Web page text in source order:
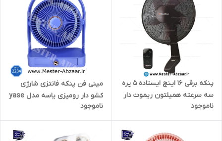
پنکه برقی 16 اینچ ایستاده 5 پره
سه سرعته همیلتون ریموت دار
مدل HAMILTON FH-1642
ناموجود
مینی فن پنکه فانتزی شارژی
کشو دار رومیزی یاسه مدل yase
ys 2234
ناموجود